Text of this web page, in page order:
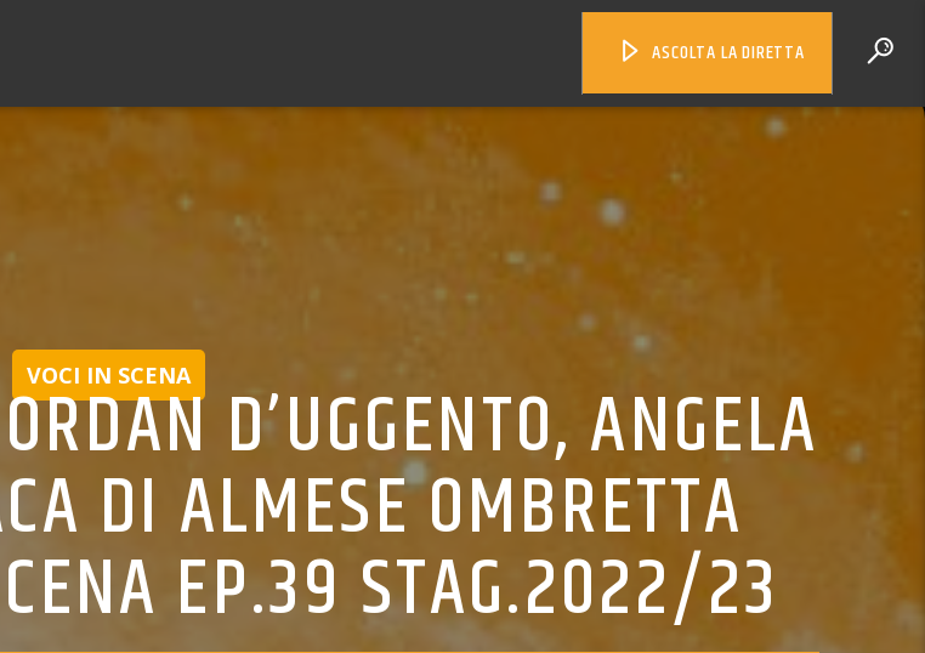
ASCOLTA LA DIRETTA
VOCI IN SCENA D’UGGENTO, ANGELA
DI ALMESE OMBRETTA
EP.39 STAG.2022/23